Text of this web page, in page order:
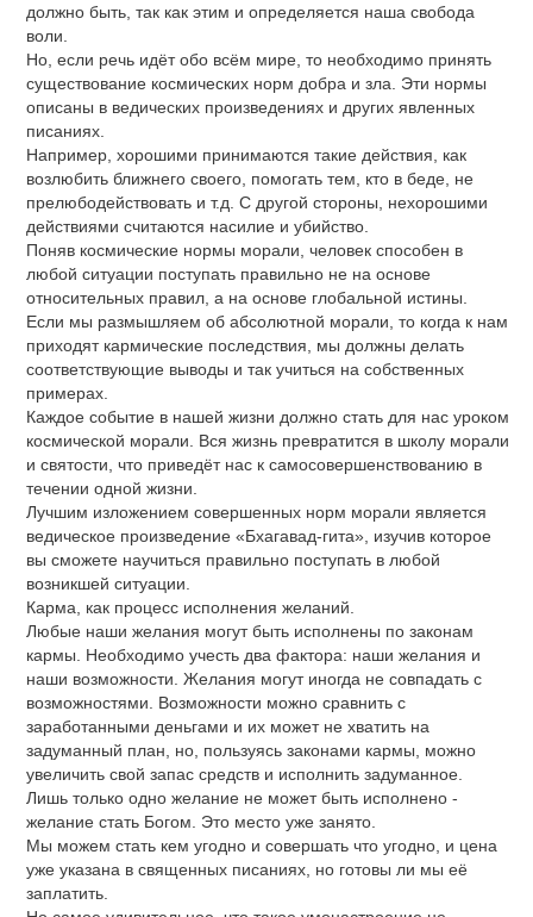
должно быть, так как этим и определяется наша свобода
воли.
Но, если речь идёт обо всём мире, то необходимо принять
существование космических норм добра и зла. Эти нормы
описаны в ведических произведениях и других явленных
писаниях.
Например, хорошими принимаются такие действия, как
возлюбить ближнего своего, помогать тем, кто в беде, не
прелюбодействовать и т.д. С другой стороны, нехорошими
действиями считаются насилие и убийство.
Поняв космические нормы морали, человек способен в
любой ситуации поступать правильно не на основе
относительных правил, а на основе глобальной истины.
Если мы размышляем об абсолютной морали, то когда к нам
приходят кармические последствия, мы должны делать
соответствующие выводы и так учиться на собственных
примерах.
Каждое событие в нашей жизни должно стать для нас уроком
космической морали. Вся жизнь превратится в школу морали
и святости, что приведёт нас к самосовершенствованию в
течении одной жизни.
Лучшим изложением совершенных норм морали является
ведическое произведение «Бхагавад-гита», изучив которое
вы сможете научиться правильно поступать в любой
возникшей ситуации.
Карма, как процесс исполнения желаний.
Любые наши желания могут быть исполнены по законам
кармы. Необходимо учесть два фактора: наши желания и
наши возможности. Желания могут иногда не совпадать с
возможностями. Возможности можно сравнить с
заработанными деньгами и их может не хватить на
задуманный план, но, пользуясь законами кармы, можно
увеличить свой запас средств и исполнить задуманное.
Лишь только одно желание не может быть исполнено -
желание стать Богом. Это место уже занято.
Мы можем стать кем угодно и совершать что угодно, и цена
уже указана в священных писаниях, но готовы ли мы её
заплатить.